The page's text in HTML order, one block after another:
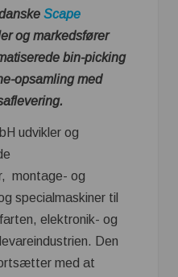
Scape
og markedsfører
bin-picking
opsamling med
udvikler og
montage- og
specialmaskiner til
elektronik- og
Den
med at